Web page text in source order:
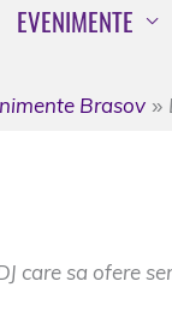
EVENIMENTE
Brasov
care sa ofere